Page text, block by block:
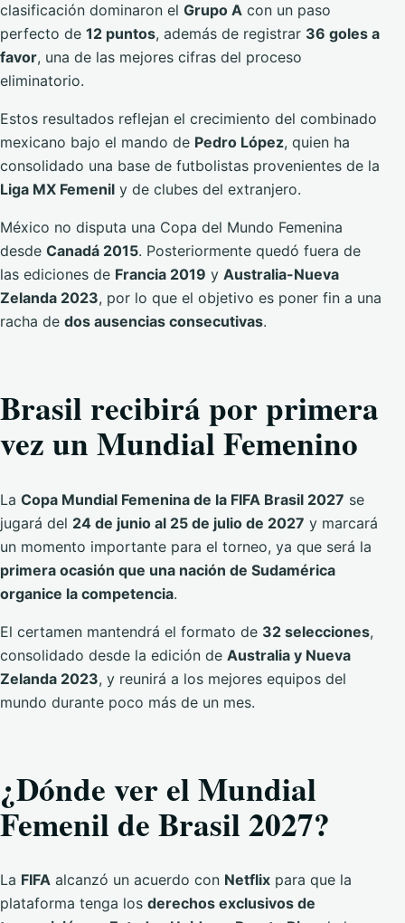
clasificación dominaron el Grupo A con un paso
perfecto de 12 puntos, además de registrar 36 goles a
favor, una de las mejores cifras del proceso
eliminatorio.
Estos resultados reflejan el crecimiento del combinado
mexicano bajo el mando de Pedro López, quien ha
consolidado una base de futbolistas provenientes de la
Liga MX Femenil y de clubes del extranjero.
México no disputa una Copa del Mundo Femenina
desde Canadá 2015. Posteriormente quedó fuera de
las ediciones de Francia 2019 y Australia-Nueva
Zelanda 2023, por lo que el objetivo es poner fin a una
racha de dos ausencias consecutivas.
Brasil recibirá por primera
vez un Mundial Femenino
La Copa Mundial Femenina de la FIFA Brasil 2027 se
jugará del 24 de junio al 25 de julio de 2027 y marcará
un momento importante para el torneo, ya que será la
primera ocasión que una nación de Sudamérica
organice la competencia.
El certamen mantendrá el formato de 32 selecciones,
consolidado desde la edición de Australia y Nueva
Zelanda 2023, y reunirá a los mejores equipos del
mundo durante poco más de un mes.
¿Dónde ver el Mundial
Femenil de Brasil 2027?
La FIFA alcanzó un acuerdo con Netflix para que la
plataforma tenga los derechos exclusivos de